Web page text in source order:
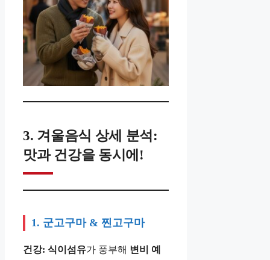
3. 겨울음식 상세 분석:
맛과 건강을 동시에!
1. 군고구마 & 찐고구마
건강: 식이섬유가 풍부해 변비
예